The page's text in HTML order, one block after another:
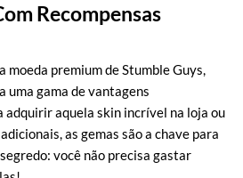
Recompensas
moeda premium de Stumble Guys,
uma gama de vantagens
adquirir aquela skin incrível na loja ou
as gemas são a chave para
você não precisa gastar